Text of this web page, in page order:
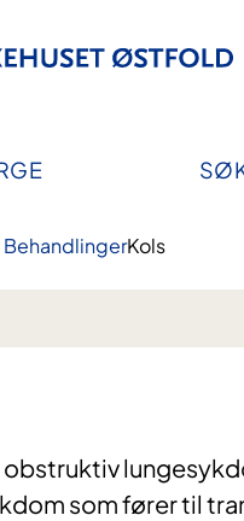
BehandlingerKols
obstruktiv
som fører til